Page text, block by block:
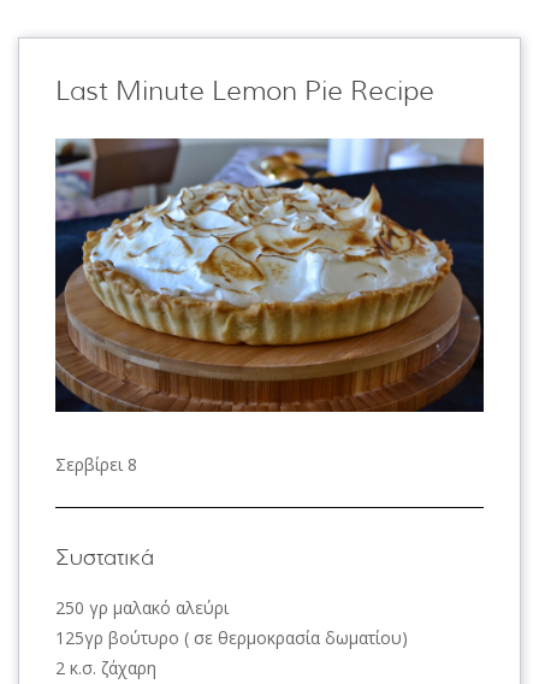
Last Minute Lemon Pie Recipe
Σερβίρει 8
Συστατικά
250 γρ μαλακό αλεύρι
125γρ βούτυρο ( σε θερμοκρασία δωματίου)
2 κ.σ. ζάχαρη